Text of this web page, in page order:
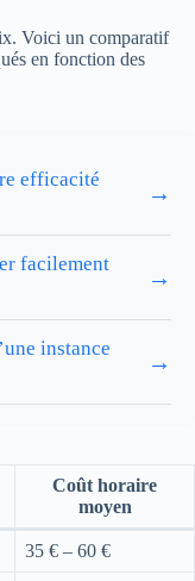
Voici un comparatif
en fonction des
efficacité
→
facilement
→
instance
→
Coût horaire
moyen
35 € – 60 €